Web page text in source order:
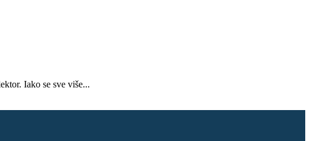
Iako se sve više...